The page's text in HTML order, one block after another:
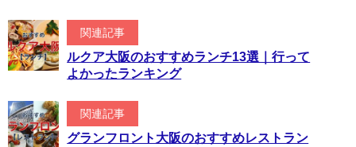
関連記事
ルクア大阪のおすすめランチ13選｜行って
よかったランキング
関連記事
グランフロント大阪のおすすめレストラン